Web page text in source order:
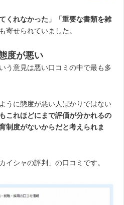
くれなかった」「重要な書類を雑
寄せられていました。
度が悪い
う意見は悪い口コミの中で最も多
うに態度が悪い人ばかりではない
これほどにまで評価が分かれるの
制度がないからだと考えられま
イシャの評判」の口コミです。